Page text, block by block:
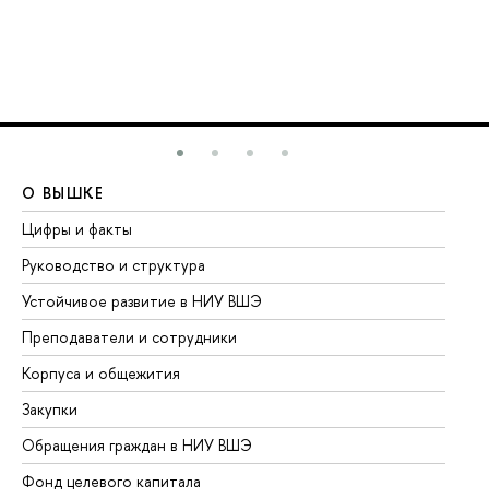
О ВЫШКЕ
Цифры и факты
Руководство и структура
Устойчивое развитие в НИУ ВШЭ
Преподаватели и сотрудники
Корпуса и общежития
Закупки
Обращения граждан в НИУ ВШЭ
Фонд целевого капитала